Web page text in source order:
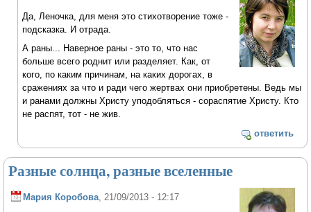
Да, Леночка, для меня это стихотворение тоже -
подсказка. И отрада.
А раны... Наверное раны - это то, что нас
больше всего роднит или разделяет. Как, от
кого, по каким причинам, на каких дорогах, в
сражениях за что и ради чего жертвах они приобретены. Ведь мы
и ранами должны Христу уподобляться - сораспятие Христу. Кто
не распят, тот - не жив.
ответить
Разные солнца, разные вселенные
Мария Коробова , 21/09/2013 - 12:17